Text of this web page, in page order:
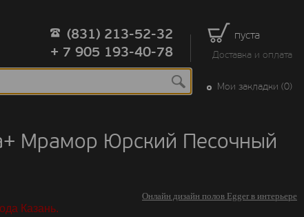
пуста
Доставка и оплата
(831) 213-52-32
+ 7 905 193-40-78
Мои закладки (0)
Мрамор Юрский Песочный
Онлайн дизайн полов Egger в интерьере
Казань.